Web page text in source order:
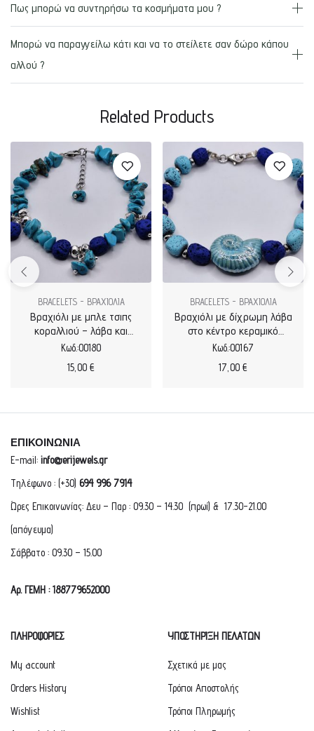
Πως μπορώ να συντηρήσω τα κοσμήματα μου ?
Μπορώ να παραγγείλω κάτι και να το στείλετε σαν δώρο κάπου
αλλού ?
Related Products
BRACELETS - ΒΡΑΧΙΟΛΙΑ
Βραχιόλι με μπλε τσιπς
κοραλλιού – λάβα και
μεταλλικά στοιχεία
Κωδ.:00180
15,00 €
BRACELETS - ΒΡΑΧΙΟΛΙΑ
Βραχιόλι με δίχρωμη λάβα
στο κέντρο κεραμικό
σαλιγκάρι
Κωδ.:00167
17,00 €
ΕΠΙΚΟΙΝΩΝΙΑ
E-mail: info@erijewels.gr
Τηλέφωνο : (+30) 694 996 7914
Ώρες Επικοινωνίας: Δευ – Παρ : 09.30 – 14.30 (πρωί) & 17.30-21.00
(απόγευμα)
Σάββατο : 09.30 – 15.00
Αρ. ΓΕΜΗ : 188779652000
ΠΛΗΡΟΦΟΡΙΕΣ
My account
Orders History
Wishlist
ΥΠΟΣΤΗΡΙΞΗ ΠΕΛΑΤΩΝ
Σχετικά με μας
Τρόποι Αποστολής
Τρόποι Πληρωμής